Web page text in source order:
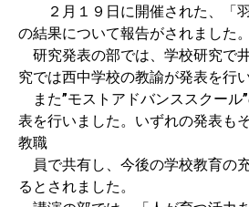
２月１９日に開催された、「羽
の結果について報告がされました。
研究発表の部では、学校研究で
究では西中学校の教諭が発表を行い
また”モストアドバンススクール
表を行いました。いずれの発表も
教職
員で共有し、今後の学校教育の
るとされました。